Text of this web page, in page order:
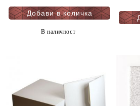
В наличност